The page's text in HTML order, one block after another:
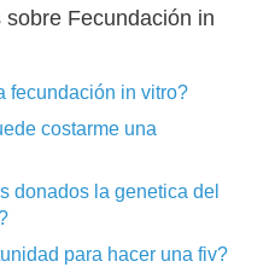
Fecundación in
fecundación in vitro?
costarme una
donados la genetica del
para hacer una fiv?